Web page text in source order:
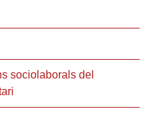
sociolaborals del